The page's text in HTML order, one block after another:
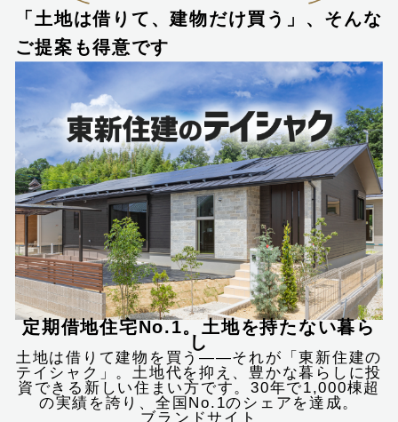
「土地は借りて、建物だけ買う」、そんな
ご提案も得意です
定期借地住宅No.1。土地を持たない暮ら
し
土地は借りて建物を買う――それが「東新住建の
テイシャク」。土地代を抑え、豊かな暮らしに投
資できる新しい住まい方です。30年で1,000棟超
の実績を誇り、全国No.1のシェアを達成。
ブランドサイト